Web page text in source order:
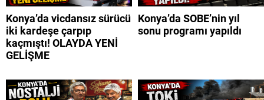
Konya’da vicdansız sürücü
iki kardeşe çarpıp
kaçmıştı! OLAYDA YENİ
GELİŞME
Konya’da SOBE’nin yıl
sonu programı yapıldı